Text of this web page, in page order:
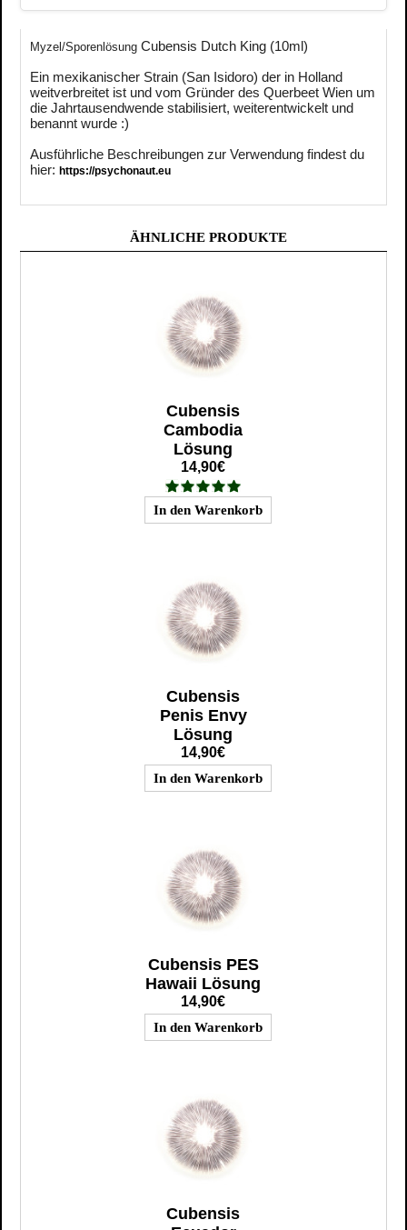
Myzel/Sporenlösung Cubensis Dutch King (10ml)
Ein mexikanischer Strain (San Isidoro) der in Holland
weitverbreitet ist und vom Gründer des Querbeet Wien um
die Jahrtausendwende stabilisiert, weiterentwickelt und
benannt wurde :)
Ausführliche Beschreibungen zur Verwendung findest du
hier: https://psychonaut.eu
ÄHNLICHE PRODUKTE
Cubensis
Cambodia
Lösung
14,90€
Cubensis
Penis Envy
Lösung
14,90€
Cubensis PES
Hawaii Lösung
14,90€
Cubensis